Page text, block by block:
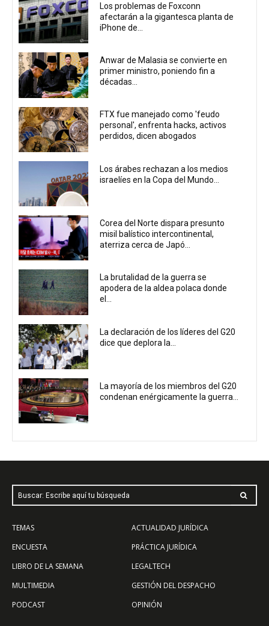
Los problemas de Foxconn
afectarán a la gigantesca planta de
iPhone de...
Anwar de Malasia se convierte en
primer ministro, poniendo fin a
décadas...
FTX fue manejado como 'feudo
personal', enfrenta hacks, activos
perdidos, dicen abogados
Los árabes rechazan a los medios
israelíes en la Copa del Mundo...
Corea del Norte dispara presunto
misil balístico intercontinental,
aterriza cerca de Japó...
La brutalidad de la guerra se
apodera de la aldea polaca donde
el...
La declaración de los líderes del G20
dice que deplora la...
La mayoría de los miembros del G20
condenan enérgicamente la guerra...
Buscar: Escribe aquí tu búsqueda
TEMAS
ENCUESTA
LIBRO DE LA SEMANA
MULTIMEDIA
PODCAST
ACTUALIDAD JURÍDICA
PRÁCTICA JURÍDICA
LEGALTECH
GESTIÓN DEL DESPACHO
OPINIÓN